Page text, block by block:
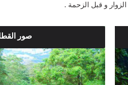
و قبل الزحمة .
صور